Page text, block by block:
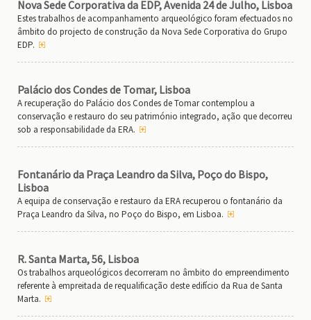
Nova Sede Corporativa da EDP, Avenida 24 de Julho, Lisboa
Estes trabalhos de acompanhamento arqueológico foram efectuados no
âmbito do projecto de construção da Nova Sede Corporativa do Grupo
EDP.
Palácio dos Condes de Tomar, Lisboa
A recuperação do Palácio dos Condes de Tomar contemplou a
conservação e restauro do seu património integrado, ação que decorreu
sob a responsabilidade da ERA.
Fontanário da Praça Leandro da Silva, Poço do Bispo,
Lisboa
A equipa de conservação e restauro da ERA recuperou o fontanário da
Praça Leandro da Silva, no Poço do Bispo, em Lisboa.
R. Santa Marta, 56, Lisboa
Os trabalhos arqueológicos decorreram no âmbito do empreendimento
referente à empreitada de requalificação deste edifício da Rua de Santa
Marta.